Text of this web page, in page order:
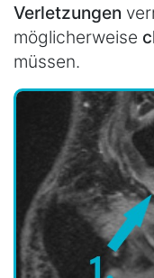
Verletzungen
möglicherweise
müssen.